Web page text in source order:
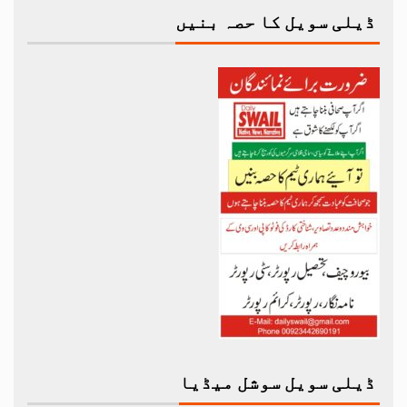
ڈیلی سویل کا حصہ بنیں
ڈیلی سویل سوشل میڈیا